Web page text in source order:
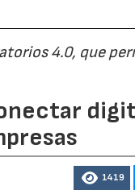
4.0, que
1419